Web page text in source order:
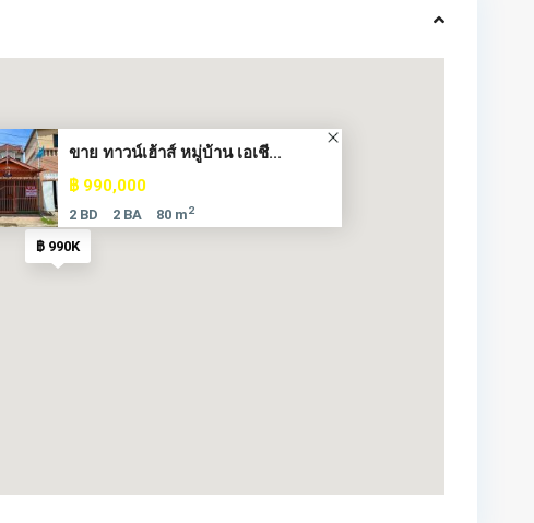
฿ 990K
ขาย ทาวน์เฮ้าส์ หมู่บ้าน เอเชี...
฿ 990,000
2 BD 2 BA 80 m2